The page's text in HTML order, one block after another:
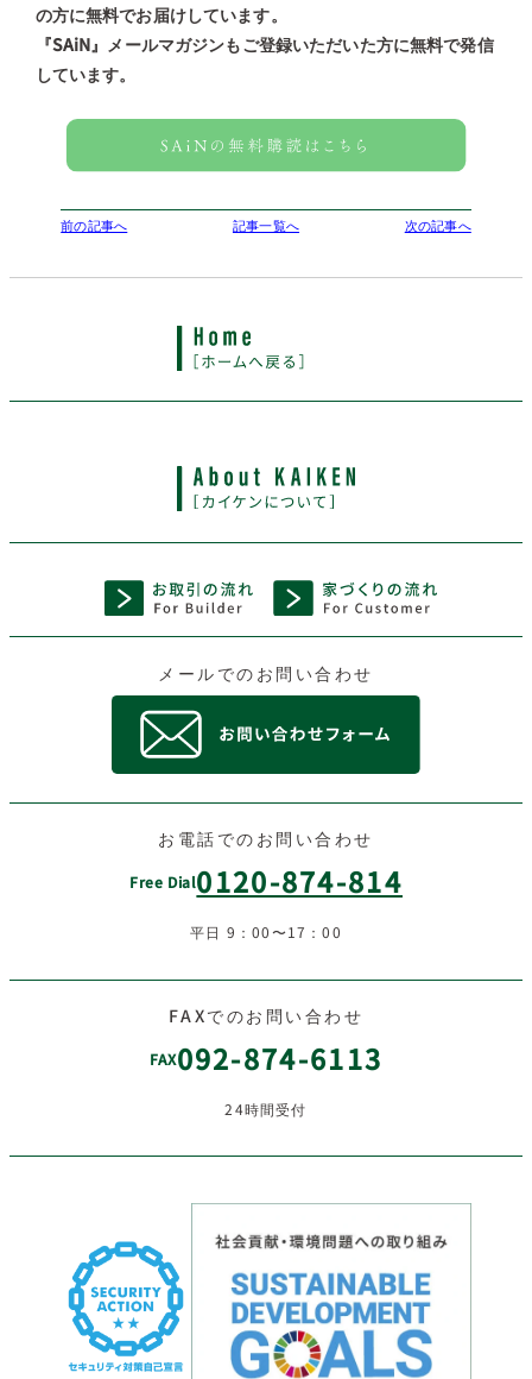
の方に無料でお届けしています。
『SAiN』メールマガジンもご登録いただいた方に無料で発信
しています。
前の記事へ 記事一覧へ 次の記事へ
メールでのお問い合わせ
お電話でのお問い合わせ
Free Dial0120-874-814
平日 9：00〜17：00
FAXでのお問い合わせ
FAX092-874-6113
24時間受付